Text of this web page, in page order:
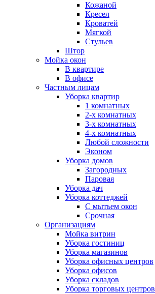
Кожаной
Кресел
Кроватей
Мягкой
Стульев
Штор
Мойка окон
В квартире
В офисе
Частным лицам
Уборка квартир
1 комнатных
2-х комнатных
3-х комнатных
4-х комнатных
Любой сложности
Эконом
Уборка домов
Загородных
Паровая
Уборка дач
Уборка коттеджей
С мытьем окон
Срочная
Организациям
Мойка витрин
Уборка гостиниц
Уборка магазинов
Уборка офисных центров
Уборка офисов
Уборка складов
Уборка торговых центров